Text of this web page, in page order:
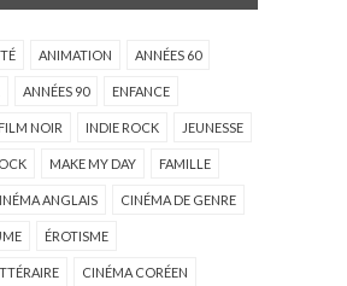
ANIMATION ANNÉES 60
ANNÉES 90 ENFANCE
FILM NOIR INDIE ROCK JEUNESSE
MAKE MY DAY FAMILLE
ANGLAIS CINÉMA DE GENRE
ÉROTISME
CINÉMA CORÉEN